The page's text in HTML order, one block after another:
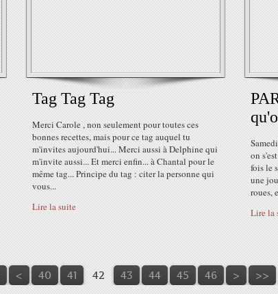
Tag Tag Tag
Merci Carole , non seulement pour toutes ces
bonnes recettes, mais pour ce tag auquel tu
m'invites aujourd'hui... Merci aussi à Delphine qui
m'invite aussi... Et merci enfin... à Chantal pour le
même tag... Principe du tag : citer la personne qui
vous...
Lire la suite
on
fois le
une
roues,
Lire la
< 10
20
30
40 41 42 43 44 45 46 > >>